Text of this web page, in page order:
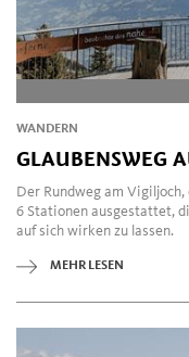
WANDERN
GLAUBENSWEG
Der Rundweg am
6 Stationen ausgestattet,
auf sich wirken zu lassen.
MEHR LESEN